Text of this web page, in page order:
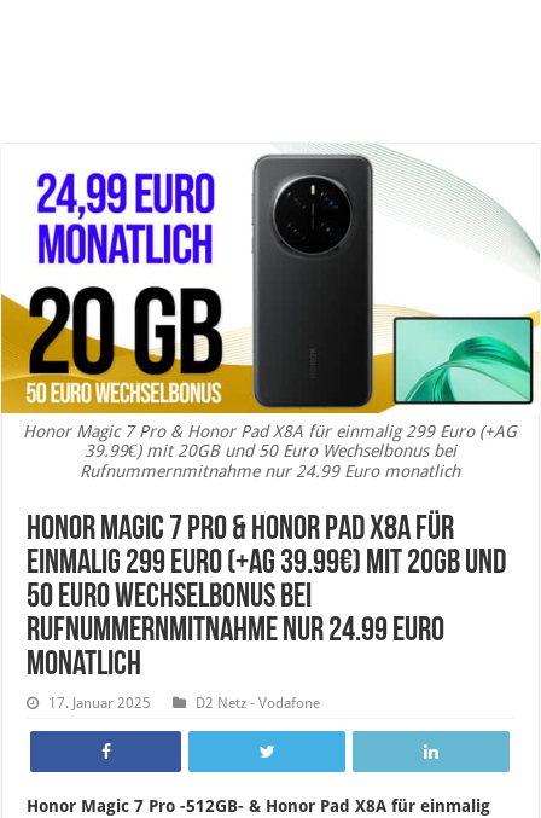
Honor Magic 7 Pro & Honor Pad X8A für einmalig 299 Euro (+AG
39.99€) mit 20GB und 50 Euro Wechselbonus bei
Rufnummernmitnahme nur 24.99 Euro monatlich
Honor Magic 7 Pro & Honor Pad X8A für
einmalig 299 Euro (+AG 39.99€) mit 20GB und
50 Euro Wechselbonus bei
Rufnummernmitnahme nur 24.99 Euro
monatlich
17. Januar 2025 D2 Netz - Vodafone
Honor Magic 7 Pro -512GB- & Honor Pad X8A für einmalig